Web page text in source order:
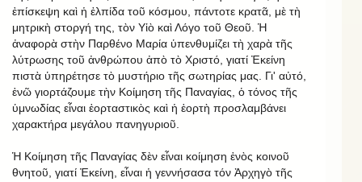
ἐπίσκεψη καὶ ἡ ἐλπίδα τοῦ κόσμου, πάντοτε κρατᾶ, μὲ τὴ
μητρικὴ στοργή της, τὸν Υἱὸ καὶ Λόγο τοῦ Θεοῦ. Ἡ
ἀναφορὰ στὴν Παρθένο Μαρία ὑπενθυμίζει τὴ χαρὰ τῆς
λύτρωσης τοῦ ἀνθρώπου ἀπὸ τὸ Χριστό, γιατί Ἐκείνη
πιστὰ ὑπηρέτησε τὸ μυστήριο τῆς σωτηρίας μας. Γι' αὐτό,
ἐνῶ γιορτάζουμε τὴν Κοίμηση τῆς Παναγίας, ὁ τόνος τῆς
ὑμνωδίας εἶναι ἑορταστικὸς καὶ ἡ ἑορτὴ προσλαμβάνει
χαρακτήρα μεγάλου πανηγυριοῦ.
Ἡ Κοίμηση τῆς Παναγίας δὲν εἶναι κοίμηση ἑνὸς κοινοῦ
θνητοῦ, γιατί Ἐκείνη, εἶναι ἡ γεννήσασα τόν Ἀρχηγὸ τῆς